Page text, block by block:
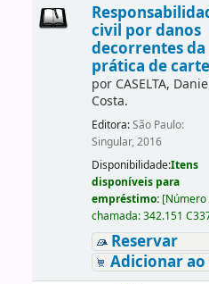
civil por danos
decorrentes da
prática de
por CASELTA,
Costa.
Editora:São Paulo:
Singular, 2016
Disponibilidade:Itens
disponíveis para
empréstimo: [Número
chamada:342.151
Reservar
Adicionar